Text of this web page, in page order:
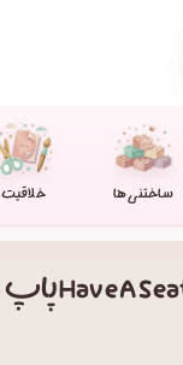
ساختنی ها خلاقیت